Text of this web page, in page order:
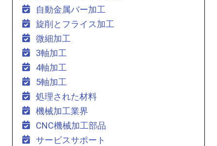
自動金属バー加工
旋削とフライス加工
微細加工
3軸加工
4軸加工
5軸加工
処理された材料
機械加工業界
CNC機械加工部品
サービスサポート